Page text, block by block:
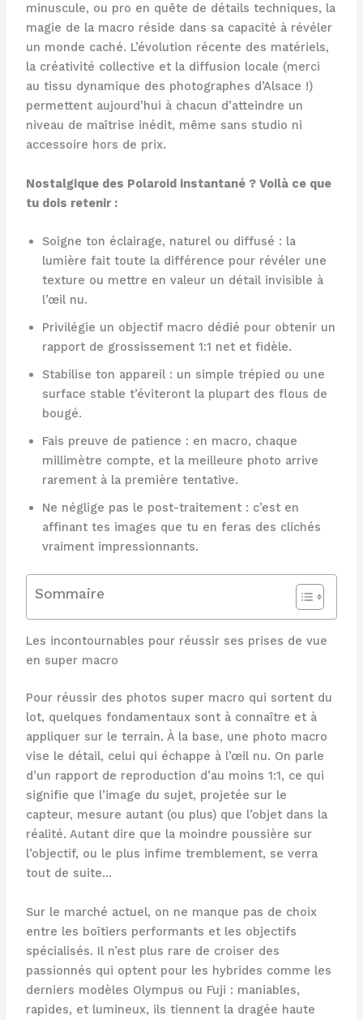
minuscule, ou pro en quête de détails techniques, la
magie de la macro réside dans sa capacité à révéler
un monde caché. L’évolution récente des matériels,
la créativité collective et la diffusion locale (merci
au tissu dynamique des photographes d’Alsace !)
permettent aujourd’hui à chacun d’atteindre un
niveau de maîtrise inédit, même sans studio ni
accessoire hors de prix.
Nostalgique des Polaroid instantané ? Voilà ce que
tu dois retenir :
Soigne ton éclairage, naturel ou diffusé : la
lumière fait toute la différence pour révéler une
texture ou mettre en valeur un détail invisible à
l’œil nu.
Privilégie un objectif macro dédié pour obtenir un
rapport de grossissement 1:1 net et fidèle.
Stabilise ton appareil : un simple trépied ou une
surface stable t’éviteront la plupart des flous de
bougé.
Fais preuve de patience : en macro, chaque
millimètre compte, et la meilleure photo arrive
rarement à la première tentative.
Ne néglige pas le post-traitement : c’est en
affinant tes images que tu en feras des clichés
vraiment impressionnants.
Sommaire
Les incontournables pour réussir ses prises de vue
en super macro
Pour réussir des photos super macro qui sortent du
lot, quelques fondamentaux sont à connaître et à
appliquer sur le terrain. À la base, une photo macro
vise le détail, celui qui échappe à l’œil nu. On parle
d’un rapport de reproduction d’au moins 1:1, ce qui
signifie que l’image du sujet, projetée sur le
capteur, mesure autant (ou plus) que l’objet dans la
réalité. Autant dire que la moindre poussière sur
l’objectif, ou le plus infime tremblement, se verra
tout de suite…
Sur le marché actuel, on ne manque pas de choix
entre les boîtiers performants et les objectifs
spécialisés. Il n’est plus rare de croiser des
passionnés qui optent pour les hybrides comme les
derniers modèles Olympus ou Fuji : maniables,
rapides, et lumineux, ils tiennent la dragée haute